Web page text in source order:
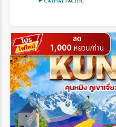
ลด
1,000 หยวน/ท่าน